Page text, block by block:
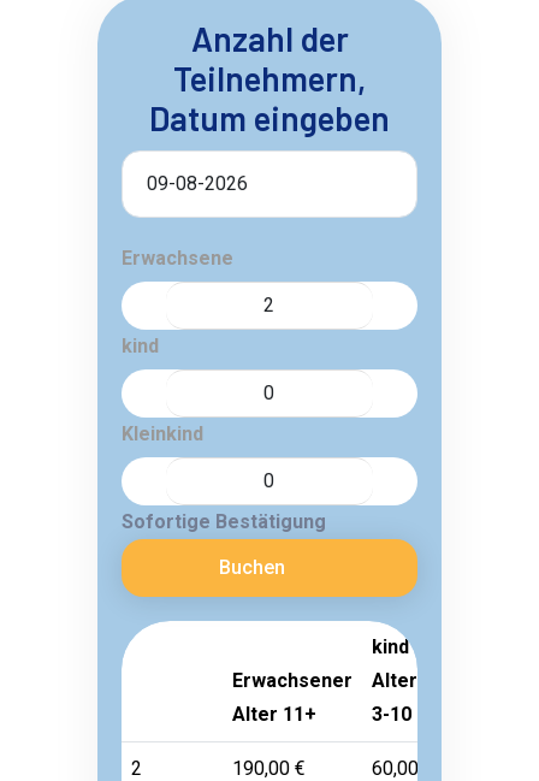
Anzahl der
Teilnehmern,
Datum eingeben
Erwachsene
kind
Kleinkind
Sofortige Bestätigung
Buchen
Erwachsener
Alter 11+
kind
Alter
3-10
2
190,00 € 60,00 €